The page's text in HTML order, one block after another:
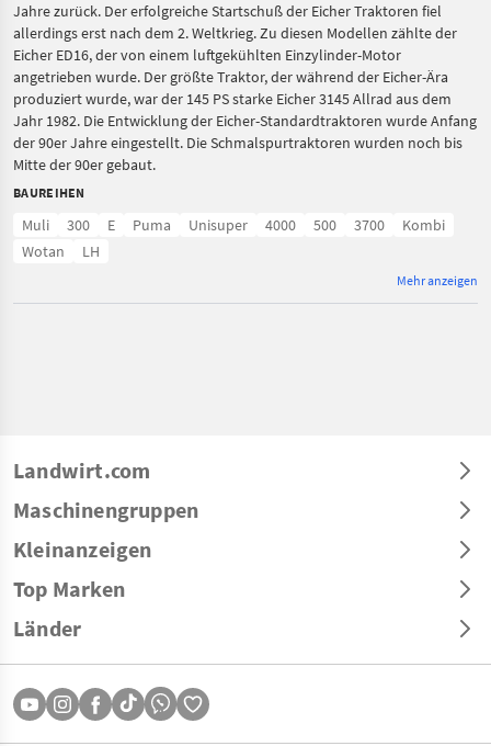
Jahre zurück. Der erfolgreiche Startschuß der Eicher Traktoren fiel
allerdings erst nach dem 2. Weltkrieg. Zu diesen Modellen zählte der
Eicher ED16, der von einem luftgekühlten Einzylinder-Motor
angetrieben wurde. Der größte Traktor, der während der Eicher-Ära
produziert wurde, war der 145 PS starke Eicher 3145 Allrad aus dem
Jahr 1982. Die Entwicklung der Eicher-Standardtraktoren wurde Anfang
der 90er Jahre eingestellt. Die Schmalspurtraktoren wurden noch bis
Mitte der 90er gebaut.
BAUREIHEN
Muli 300 E Puma Unisuper 4000 500 3700
Kombi
Wotan
LH
Mehr anzeigen
Landwirt.com
Maschinengruppen
Kleinanzeigen
Top Marken
Länder